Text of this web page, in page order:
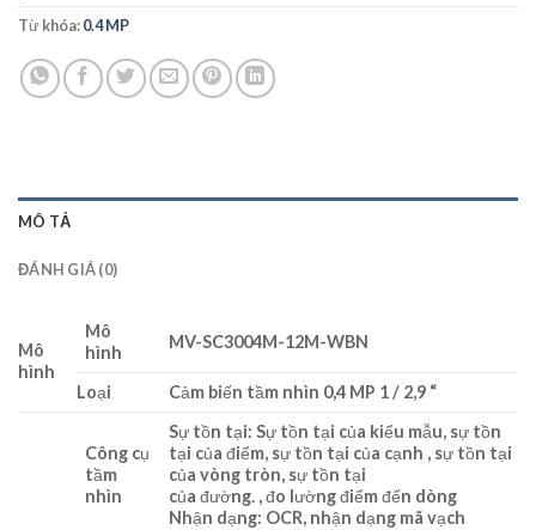
Từ khóa:0.4 MP
MÔ TẢ
ĐÁNH GIÁ (0)
Mô
hình
Mô
hình
MV-SC3004M-12M-WBN
Loại Cảm biến tầm nhìn 0,4 MP 1 / 2,9 “
Công cụ
tầm
nhìn
Sự tồn tại: Sự tồn tại của kiểu mẫu, sự tồn
tại của điểm, sự tồn tại của cạnh , sự tồn tại
của vòng tròn, sự tồn tại
của đường. , đo lường điểm đến dòng
Nhận dạng: OCR, nhận dạng mã vạch